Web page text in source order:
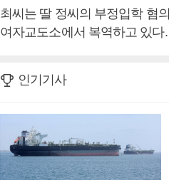
최씨는 딸 정씨의 부정입학 혐
여자교도소에서 복역하고 있다
인기기사